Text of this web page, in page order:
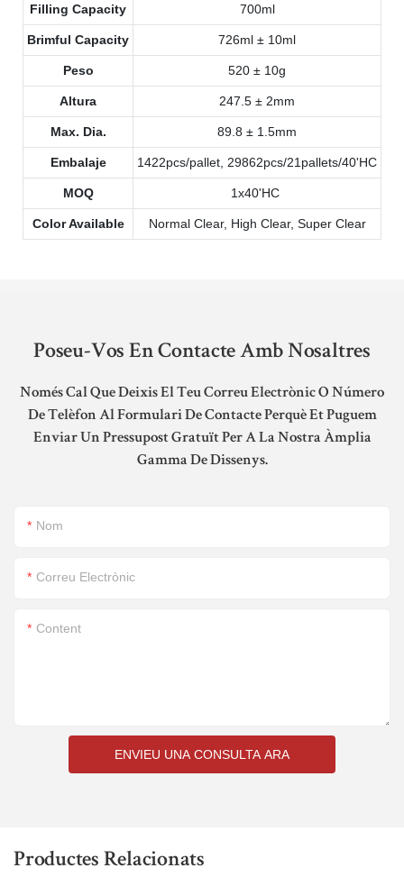
Filling Capacity 700ml
Brimful Capacity 726ml ± 10ml
Peso 520 ± 10g
Altura 247.5 ± 2mm
Max. Dia. 89.8 ± 1.5mm
Embalaje 1422pcs/pallet, 29862pcs/21pallets/40'HC
MOQ 1x40'HC
Color Available Normal Clear, High Clear, Super Clear
Poseu-Vos En Contacte Amb Nosaltres
Només Cal Que Deixis El Teu Correu Electrònic O Número
De Telèfon Al Formulari De Contacte Perquè Et Puguem
Enviar Un Pressupost Gratuït Per A La Nostra Àmplia
Gamma De Dissenys.
Nom
Correu Electrònic
Content
ENVIEU UNA CONSULTA ARA
Productes Relacionats